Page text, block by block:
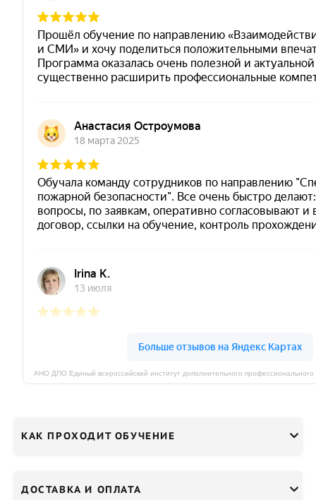
КАК ПРОХОДИТ ОБУЧЕНИЕ
ДОСТАВКА И ОПЛАТА